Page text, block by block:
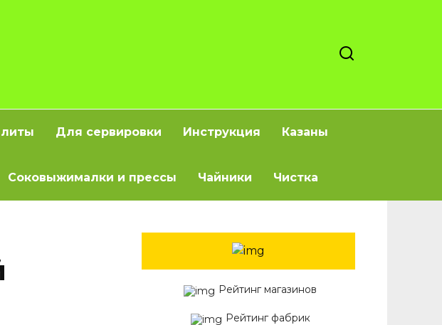
Для сервировки Инструкция Казаны
Соковыжималки и прессы Чайники Чистка
Рейтинг магазинов
Рейтинг фабрик